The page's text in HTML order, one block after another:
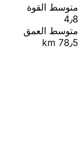
متوسط القوة
4٫8
متوسط العمق
78٫5 km
Leaflet
contributors